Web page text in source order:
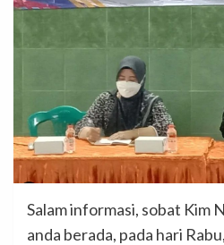
Salam informasi, sobat Kim
anda berada, pada hari